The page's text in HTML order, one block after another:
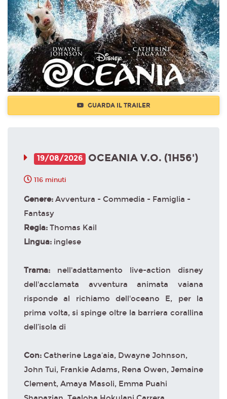
GUARDA IL TRAILER
19/08/2026 OCEANIA V.O. (1H56')
116 minuti
Genere: Avventura - Commedia - Famiglia -
Fantasy
Regia: Thomas Kail
Lingua: inglese
Trama: nell'adattamento live-action disney
dell'acclamata avventura animata vaiana
risponde al richiamo dell'oceano E, per la
prima volta, si spinge oltre la barriera corallina
dell’isola di
Con: Catherine Lagaʻaia, Dwayne Johnson,
John Tui, Frankie Adams, Rena Owen, Jemaine
Clement, Amaya Masoli, Emma Puahi